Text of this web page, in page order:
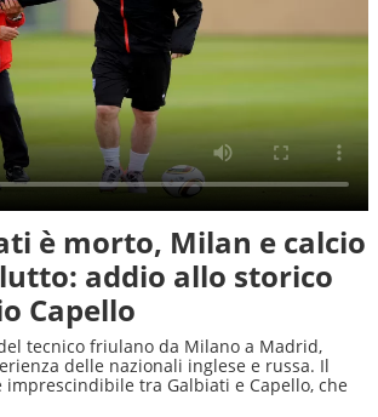
è morto, Milan e calcio
addio allo storico
Capello
tecnico friulano da Milano a Madrid,
delle nazionali inglese e russa. Il
imprescindibile tra Galbiati e Capello, che